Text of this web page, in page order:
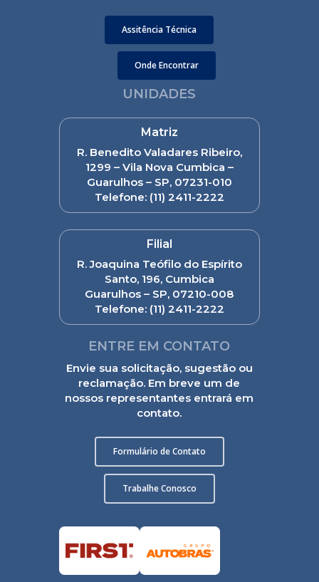
Assitência Técnica
Onde Encontrar
UNIDADES
Matriz
R. Benedito Valadares Ribeiro,
1299 – Vila Nova Cumbica –
Guarulhos – SP, 07231-010
Telefone: (11) 2411-2222
Filial
R. Joaquina Teófilo do Espírito
Santo, 196, Cumbica
Guarulhos – SP, 07210-008
Telefone:(11) 2411-2222
ENTRE EM CONTATO
Envie sua solicitação, sugestão ou
reclamação. Em breve um de
nossos representantes entrará em
contato.
Formulário de Contato
Trabalhe Conosco